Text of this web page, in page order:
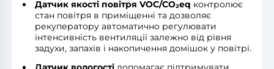
Датчик якості повітря VOC/CO₂eq контролює
стан повітря в приміщенні та дозволяє
рекуператору автоматично регулювати
інтенсивність вентиляції залежно від рівня
задухи, запахів і накопичення домішок у повітрі.